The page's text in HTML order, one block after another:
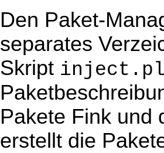
Den Paket-
separates
Skript
Pakete Fink und
erstellt die